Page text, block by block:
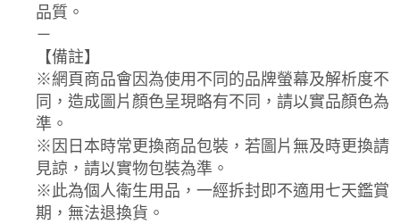
品質。
－
【備註】
※網頁商品會因為使用不同的品牌螢幕及解析度不
同，造成圖片顏色呈現略有不同，請以實品顏色為
準。
※因日本時常更換商品包裝，若圖片無及時更換請
見諒，請以實物包裝為準。
※此為個人衛生用品，一經拆封即不適用七天鑑賞
期，無法退換貨。